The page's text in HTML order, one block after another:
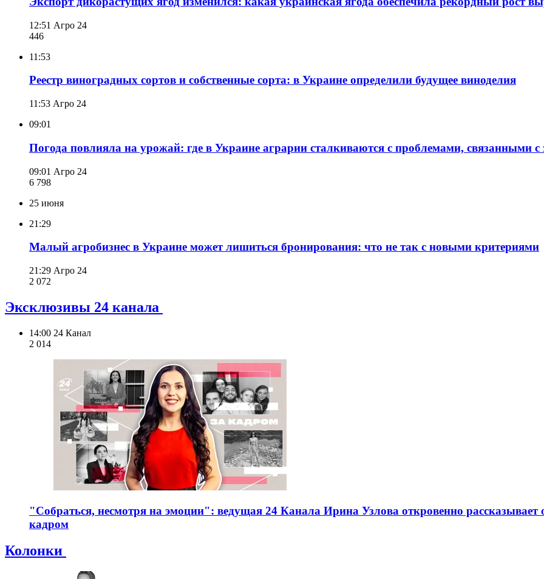
12:51 Агро 24
446
11:53
Реестр виноградных сортов и собственные сорта: в Украине определили будущее виноделия
11:53 Агро 24
09:01
Погода повлияла на урожай: где в Украине аграрии сталкиваются с проблемами, связанными с
09:01 Агро 24
6 798
25 июня
21:29
Малый агробизнес в Украине может лишиться бронирования: что не так с новыми критериями
21:29 Агро 24
2 072
Эксклюзивы 24 канала
14:00 24 Канал
2 014
"Собраться, несмотря на эмоции": ведущая 24 Канала Ирина Узлова откровенно рассказывает
кадром
Колонки